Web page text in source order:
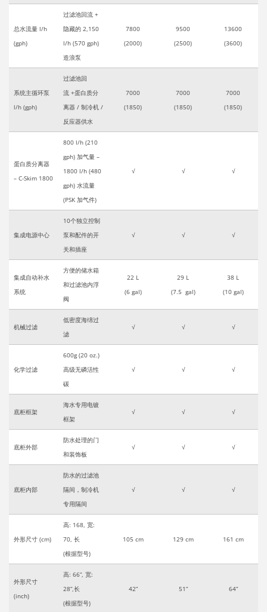
总水流量 l/h
(gph)
过滤池回流 +
隐藏的 2,150
l/h (570 gph)
造浪泵
7800
(2000)
9500
(2500)
13600
(3600)
系统主循环泵
l/h (gph)
过滤池回
流 +蛋白质分
离器 / 制冷机 /
反应器供水
7000
(1850)
7000
(1850)
7000
(1850)
蛋白质分离器
– C-Skim 1800
800 l/h (210
gph) 加气量 –
1800 l/h (480
gph) 水流量
(PSK 加气件)
√ √ √
集成电源中心
10个独立控制
泵和配件的开
关和插座
√ √ √
集成自动补水
系统
方便的储水箱
和过滤池内浮
阀
22 L
(6 gal)
29 L
(7.5 gal)
38 L
(10 gal)
机械过滤
低密度海绵过
滤
√ √ √
化学过滤
600g (20 oz.)
高级无磷活性
碳
√ √ √
底柜框架
海水专用电镀
框架
√ √ √
底柜外部
防水处理的门
和装饰板
√ √ √
底柜内部
防水的过滤池
隔间，制冷机
专用隔间
√ √ √
外形尺寸 (cm)
高: 168, 宽:
70, 长
(根据型号)
105 cm 129 cm 161 cm
外形尺寸
(inch)
高: 66”, 宽:
28”,长
(根据型号)
42” 51” 64”